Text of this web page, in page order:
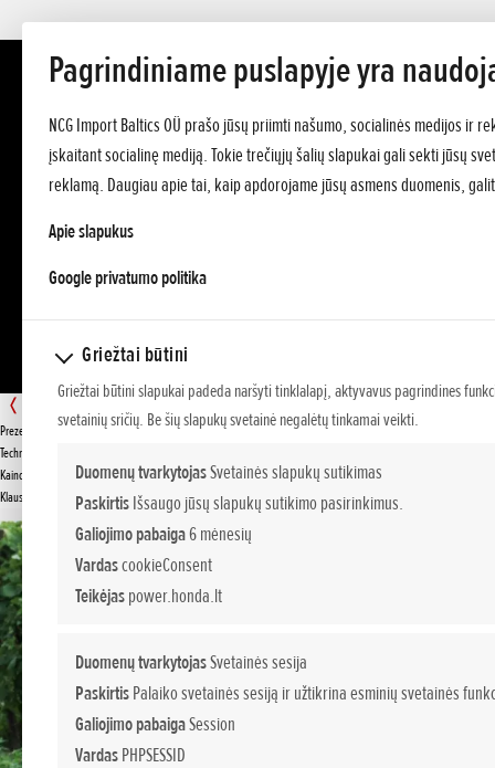
Pagrindiniame puslapyje yra
NCG Import Baltics OÜ prašo jūsų priimti našumo, socialinės medijos ir
įskaitant socialinę mediją. Tokie trečiųjų šalių slapukai gali sekti jūsų
reklamą. Daugiau apie tai, kaip apdorojame jūsų asmens duomenis,
Apie slapukus
Google privatumo politikaopens in a new tab
Griežtai būtini
Griežtai būtini slapukai padeda naršyti tinklalapį, aktyvavus pagrindines
svetainių sričių. Be šių slapukų svetainė negalėtų tinkamai veikti.
Duomenų tvarkytojasSvetainės slapukų sutikimas
PaskirtisIšsaugo jūsų slapukų sutikimo pasirinkimus.
Galiojimo pabaiga6 mėnesių
VardascookieConsent
Teikėjaspower.honda.lt
Duomenų tvarkytojasSvetainės sesija
PaskirtisPalaiko svetainės sesiją ir užtikrina esminių svetainės
Galiojimo pabaigaSession
VardasPHPSESSID
Prezentacija
Techniniai duomenys
Kainos
Klauskite papildomos informacijos